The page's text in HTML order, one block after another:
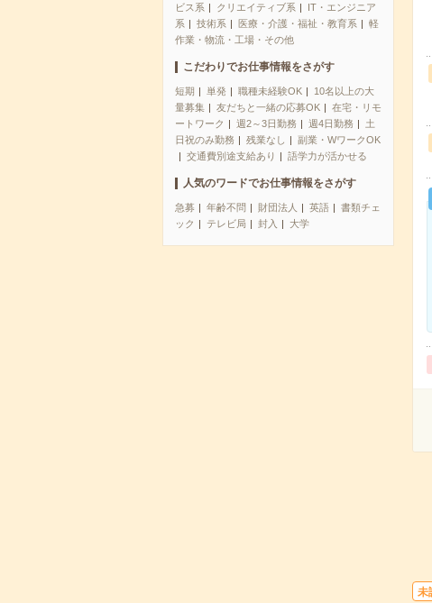
ビス系
クリエイティブ系
IT・エンジニア
系
技術系 医療・介護・福祉・教育系
軽
作業・物流・工場・その他
こだわりでお仕事情報をさがす
短期 単発 職種未経験OK
10名以上の大
量募集
友だちと一緒の応募OK
在宅・リモ
ートワーク
週2～3日勤務 週4日勤務
土
日祝のみ勤務
残業なし
副業・WワークOK
交通費別途支給あり
語学力が活かせる
人気のワードでお仕事情報をさがす
急募 年齢不問 財団法人 英語
書類チェ
ック
テレビ局 封入 大学
未